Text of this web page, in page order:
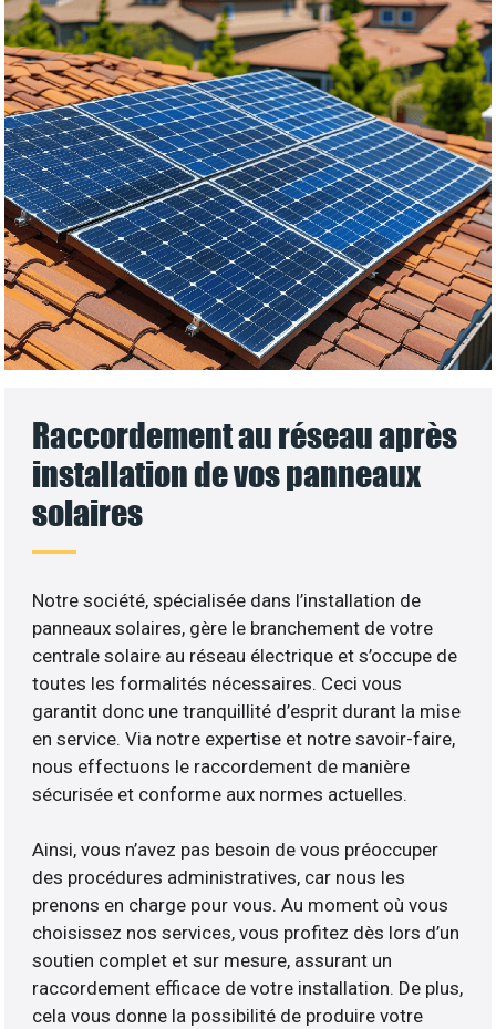
Raccordement au réseau après
installation de vos panneaux
solaires
Notre société, spécialisée dans l’installation de
panneaux solaires, gère le branchement de votre
centrale solaire au réseau électrique et s’occupe de
toutes les formalités nécessaires. Ceci vous
garantit donc une tranquillité d’esprit durant la mise
en service. Via notre expertise et notre savoir-faire,
nous effectuons le raccordement de manière
sécurisée et conforme aux normes actuelles.
Ainsi, vous n’avez pas besoin de vous préoccuper
des procédures administratives, car nous les
prenons en charge pour vous. Au moment où vous
choisissez nos services, vous profitez dès lors d’un
soutien complet et sur mesure, assurant un
raccordement efficace de votre installation. De plus,
cela vous donne la possibilité de produire votre